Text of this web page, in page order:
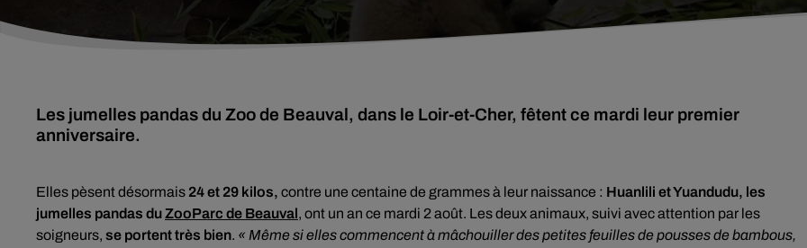
Les jumelles pandas du Zoo de Beauval, dans le Loir-et-Cher, fêtent ce mardi leur premier
anniversaire.
Elles pèsent désormais 24 et 29 kilos, contre une centaine de grammes à leur naissance : Huanlili et Yuandudu, les
jumelles pandas duZooParc de Beauval, ont un an ce mardi 2 août. Les deux animaux, suivi avec attention par les
soigneurs, se portent très bien. « Même si elles commencent à mâchouiller des petites feuilles de pousses de bambous,